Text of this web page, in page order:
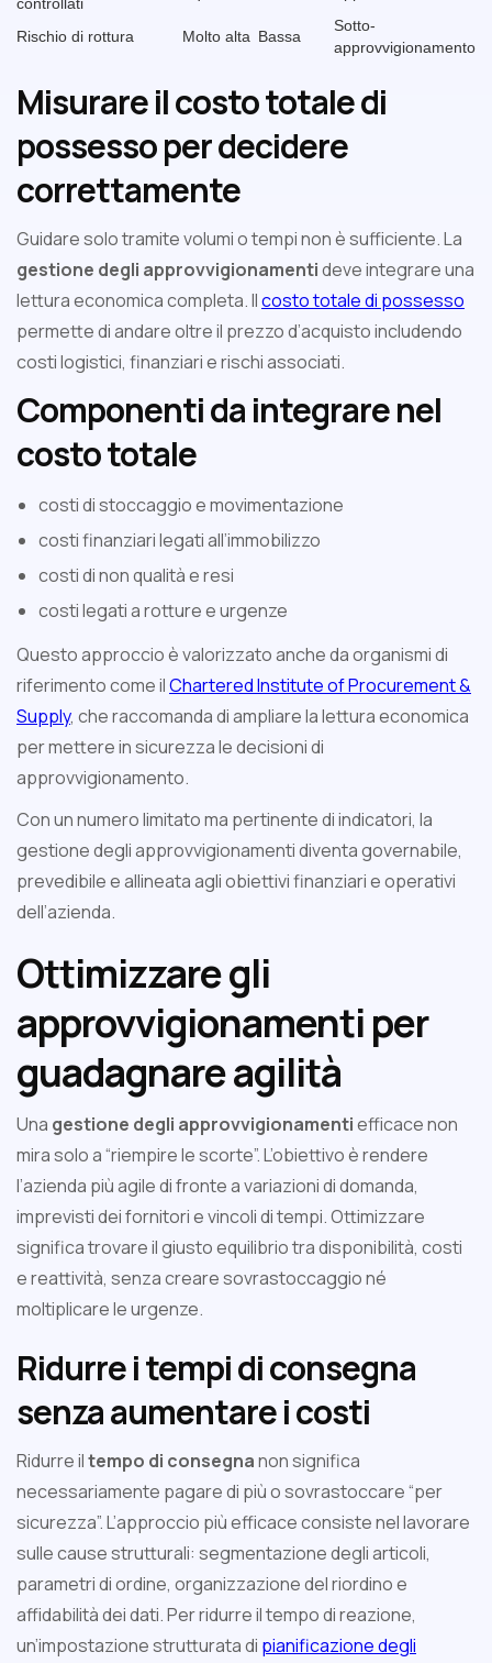
Rischio di rottura Molto alta Bassa
Sotto-
approvvigionamento
Misurare il costo totale di
possesso per decidere
correttamente
Guidare solo tramite volumi o tempi non è sufficiente. La
gestione degli approvvigionamentideve integrare una
lettura economica completa. Ilcosto totale di possesso
permette di andare oltre il prezzo d’acquisto includendo
costi logistici, finanziari e rischi associati.
Componenti da integrare nel
costo totale
costi di stoccaggio e movimentazione
costi finanziari legati all’immobilizzo
costi di non qualità e resi
costi legati a rotture e urgenze
Questo approccio è valorizzato anche da organismi di
riferimento come ilChartered Institute of Procurement &
Supply, che raccomanda di ampliare la lettura economica
per mettere in sicurezza le decisioni di
approvvigionamento.
Con un numero limitato ma pertinente di indicatori, la
gestione degli approvvigionamenti diventa governabile,
prevedibile e allineata agli obiettivi finanziari e operativi
dell’azienda.
Ottimizzare gli
approvvigionamenti per
guadagnare agilità
Una gestione degli approvvigionamentiefficace non
mira solo a “riempire le scorte”. L’obiettivo è rendere
l’azienda più agile di fronte a variazioni di domanda,
imprevisti dei fornitori e vincoli di tempi. Ottimizzare
significa trovare il giusto equilibrio tra disponibilità, costi
e reattività, senza creare sovrastoccaggio né
moltiplicare le urgenze.
Ridurre i tempi di consegna
senza aumentare i costi
Ridurre iltempo di consegnanon significa
necessariamente pagare di più o sovrastoccare “per
sicurezza”. L’approccio più efficace consiste nel lavorare
sulle cause strutturali: segmentazione degli articoli,
parametri di ordine, organizzazione del riordino e
affidabilità dei dati. Per ridurre il tempo di reazione,
un’impostazione strutturata di pianificazione degli